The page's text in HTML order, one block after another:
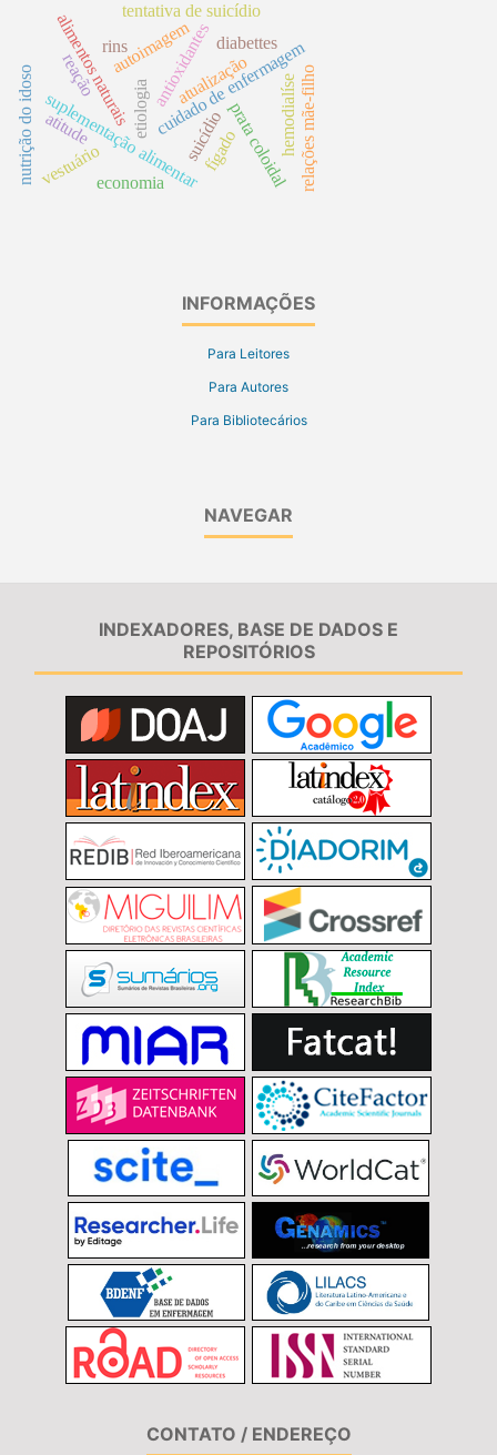
cuidado de enfermagem
prata coloidal
etiologia atualização
antioxidantes
suplementação alimentar
alimentos naturais
nutrição do idoso relações mãe-filho
autoimagem
rins
suicídio
vestuárioeconomia
tentativa de suicídio
fígado
reação
diabettes
hemodialíse
atitude
INFORMAÇÕES
Para Leitores
Para Autores
Para Bibliotecários
NAVEGAR
INDEXADORES, BASE DE DADOS E
REPOSITÓRIOS
CONTATO / ENDEREÇO